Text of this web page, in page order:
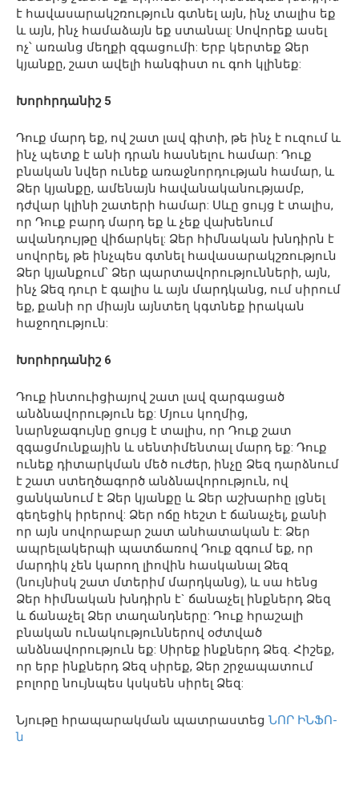
է հավասարակշռություն գտնել այն, ինչ տալիս եք
և այն, ինչ համաձայն եք ստանալ: Սովորեք ասել
ոչ՝ առանց մեղքի զգացումի: Երբ կերտեք Ձեր
կյանքը, շատ ավելի հանգիստ ու գոհ կլինեք:
Խորհրդանիշ 5
Դուք մարդ եք, ով շատ լավ գիտի, թե ինչ է ուզում և
ինչ պետք է անի դրան հասնելու համար: Դուք
բնական նվեր ունեք առաջնորդության համար, և
Ձեր կյանքը, ամենայն հավանականությամբ,
դժվար կլինի շատերի համար: Սևը ցույց է տալիս,
որ Դուք բարդ մարդ եք և չեք վախենում
ավանդույթը վիճարկել: Ձեր հիմնական խնդիրն է
սովորել, թե ինչպես գտնել հավասարակշռություն
Ձեր կյանքում՝ Ձեր պարտավորությունների, այն,
ինչ Ձեզ դուր է գալիս և այն մարդկանց, ում սիրում
եք, քանի որ միայն այնտեղ կգտնեք իրական
հաջողություն:
Խորհրդանիշ 6
Դուք ինտուիցիայով շատ լավ զարգացած
անձնավորություն եք: Մյուս կողմից,
նարնջագույնը ցույց է տալիս, որ Դուք շատ
զգացմունքային և սենտիմենտալ մարդ եք: Դուք
ունեք դիտարկման մեծ ուժեր, ինչը Ձեզ դարձնում
է շատ ստեղծագործ անձնավորություն, ով
ցանկանում է Ձեր կյանքը և Ձեր աշխարհը լցնել
գեղեցիկ իրերով: Ձեր ոճը հեշտ է ճանաչել, քանի
որ այն սովորաբար շատ անհատական ​​է: Ձեր
ապրելակերպի պատճառով Դուք զգում եք, որ
մարդիկ չեն կարող լիովին հասկանալ Ձեզ
(նույնիսկ շատ մտերիմ մարդկանց), և սա հենց
Ձեր հիմնական խնդիրն է` ճանաչել ինքներդ Ձեզ
և ճանաչել Ձեր տաղանդները: Դուք հրաշալի
բնական ունակություններով օժտված
անձնավորություն եք: Սիրեք ինքներդ Ձեզ. Հիշեք,
որ երբ ինքներդ Ձեզ սիրեք, Ձեր շրջապատում
բոլորը նույնպես կսկսեն սիրել Ձեզ:
Նյութը հրապարակման պատրաստեց ՆՈՐ ԻՆՖՈ-
ն